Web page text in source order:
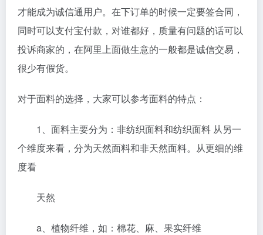
才能成为诚信通用户。在下订单的时候一定要签合同，
同时可以支付宝付款，对谁都好，质量有问题的话可以
投诉商家的，在阿里上面做生意的一般都是诚信交易，
很少有假货。
对于面料的选择，大家可以参考面料的特点：
1、面料主要分为：非纺织面料和纺织面料 从另一
个维度来看，分为天然面料和非天然面料。从更细的维
度看
天然
a、植物纤维，如：棉花、麻、果实纤维